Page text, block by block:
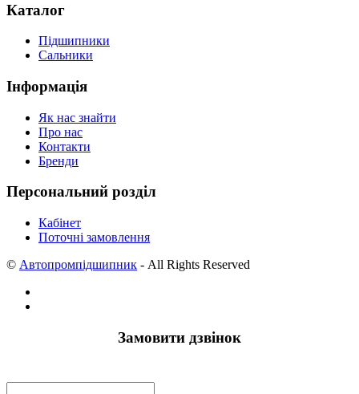
Каталог
Підшипники
Сальники
Інформація
Як нас знайти
Про нас
Контакти
Бренди
Персональний розділ
Кабінет
Поточні замовлення
© Автопромпідшипник - All Rights Reserved
Замовити дзвінок